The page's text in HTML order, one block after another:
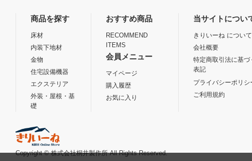
商品を探す
床材
内装下地材
金物
住宅設備機器
エクステリア
外装・屋根・基
礎
おすすめ商品
RECOMMEND
ITEMS
会員メニュー
マイページ
購入履歴
お気に入り
当サイトについ
きりいーね について
会社概要
特定商取引法に基づ
表記
プライバシーポリシ
ご利用規約
Copyright © 株式会社桐井製作所 All Rights Reserved.